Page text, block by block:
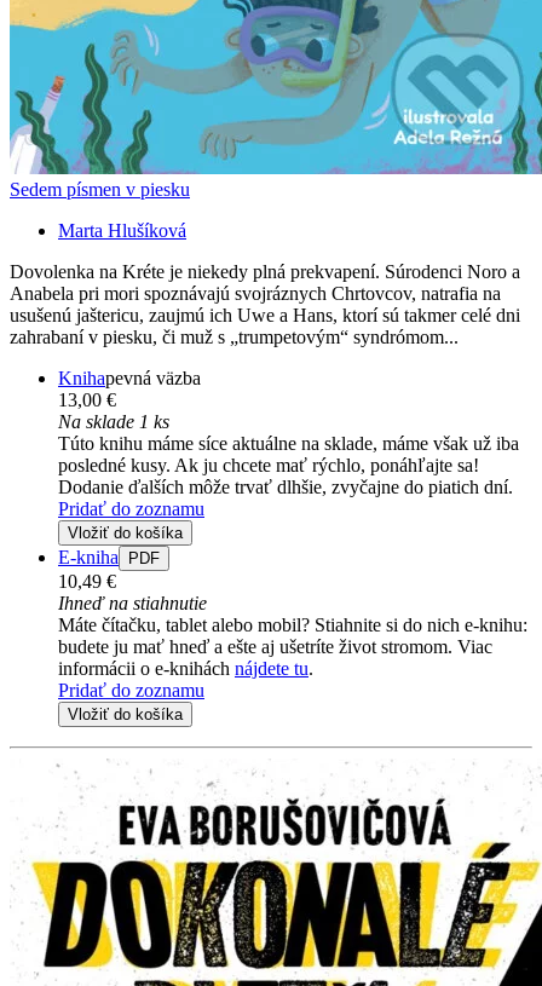
Sedem písmen v piesku
Marta Hlušíková
Dovolenka na Kréte je niekedy plná prekvapení. Súrodenci Noro a
Anabela pri mori spoznávajú svojráznych Chrtovcov, natrafia na
usušenú jaštericu, zaujmú ich Uwe a Hans, ktorí sú takmer celé dni
zahrabaní v piesku, či muž s „trumpetovým“ syndrómom...
Knihapevná väzba
13,00 €
Na sklade 1 ks
Túto knihu máme síce aktuálne na sklade, máme však už iba
posledné kusy. Ak ju chcete mať rýchlo, ponáhľajte sa!
Dodanie ďalších môže trvať dlhšie, zvyčajne do piatich dní.
Pridať do zoznamu
Vložiť do košíka
E-kniha PDF
10,49 €
Ihneď na stiahnutie
Máte čítačku, tablet alebo mobil? Stiahnite si do nich e-knihu:
budete ju mať hneď a ešte aj ušetríte život stromom. Viac
informácii o e-knihách nájdete tu.
Pridať do zoznamu
Vložiť do košíka